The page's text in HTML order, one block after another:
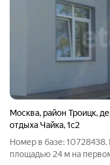
Москва, район Троицк,
отдыха Чайка,1с2
Номер в базе:
площадью 24 м на